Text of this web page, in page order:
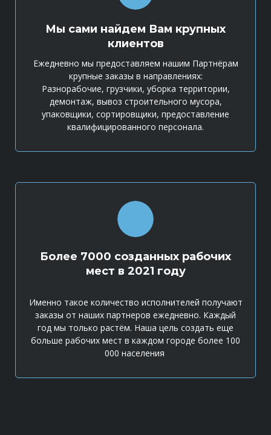
Мы сами найдем Вам крупных
клиентов
Ежедневно мы предоставляем нашим Партнёрам
крупные заказы в направлениях:
Разнорабочие, грузчики, уборка территории,
демонтаж, вывоз строительного мусора,
упаковщики, сортировщики, предоставление
квалифицированного персонала.
Более 7000 созданных рабочих
мест в 2021 году
Именно такое количество исполнителей получают
заказы от наших партнеров ежедневно. Каждый
год мы только растём. Наша цель создать еще
больше рабочих мест в каждом городе более 100
000 населения